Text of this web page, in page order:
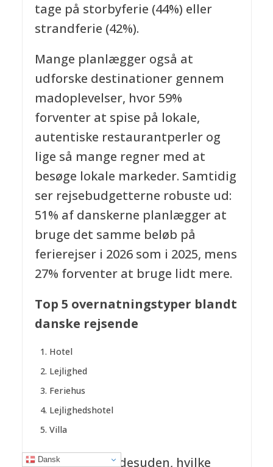
tage på storbyferie (44%) eller
strandferie (42%).
Mange planlægger også at
udforske destinationer gennem
madoplevelser, hvor 59%
forventer at spise på lokale,
autentiske restaurantperler og
lige så mange regner med at
besøge lokale markeder. Samtidig
ser rejsebudgetterne robuste ud:
51% af danskerne planlægger at
bruge det samme beløb på
ferierejser i 2026 som i 2025, mens
27% forventer at bruge lidt mere.
Top 5 overnatningstyper blandt
danske rejsende
Hotel
Lejlighed
Feriehus
Lejlighedshotel
Villa
Dataene viser desuden, hvilke
Dansk